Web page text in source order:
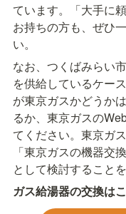
ています。「大手に
お持ちの方も、ぜひ
い。
なお、つくばみらい
を供給しているケー
が東京ガスかどうか
るか、東京ガスの
てください。東京ガ
「東京ガスの機器交
として検討すること
ガス給湯器の交換は